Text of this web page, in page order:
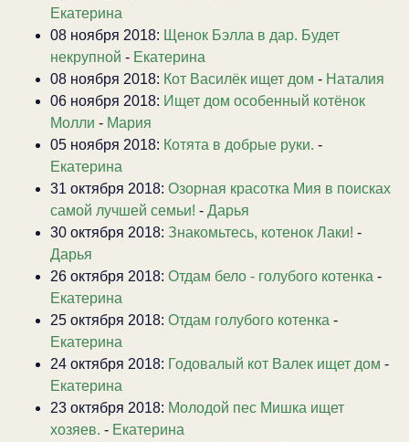
Екатерина
08 ноября 2018: Щенок Бэлла в дар. Будет
некрупной - Екатерина
08 ноября 2018: Кот Василёк ищет дом - Наталия
06 ноября 2018: Ищет дом особенный котёнок
Молли - Мария
05 ноября 2018: Котята в добрые руки. -
Екатерина
31 октября 2018: Озорная красотка Мия в поисках
самой лучшей семьи! - Дарья
30 октября 2018: Знакомьтесь, котенок Лаки! -
Дарья
26 октября 2018: Отдам бело - голубого котенка -
Екатерина
25 октября 2018: Отдам голубого котенка -
Екатерина
24 октября 2018: Годовалый кот Валек ищет дом -
Екатерина
23 октября 2018: Молодой пес Мишка ищет
хозяев. - Екатерина